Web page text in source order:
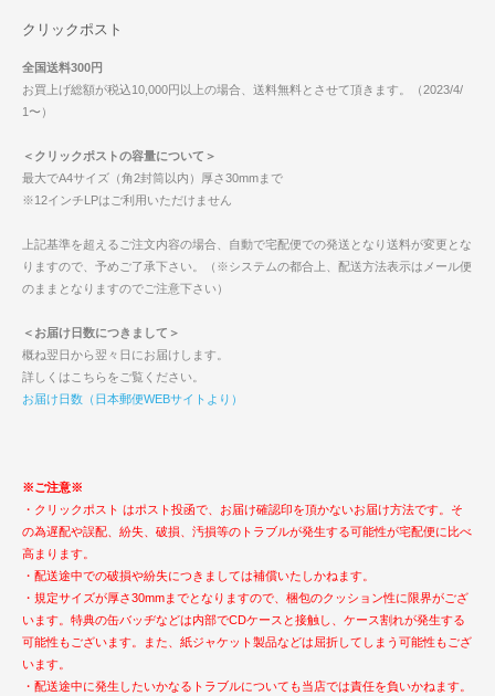
クリックポスト
全国送料300円
お買上げ総額が税込10,000円以上の場合、送料無料とさせて頂きます。（2023/4/
1〜）
＜クリックポストの容量について＞
最大でA4サイズ（角2封筒以内）厚さ30mmまで
※12インチLPはご利用いただけません
上記基準を超えるご注文内容の場合、自動で宅配便での発送となり送料が変更とな
りますので、予めご了承下さい。（※システムの都合上、配送方法表示はメール便
のままとなりますのでご注意下さい）
＜お届け日数につきまして＞
概ね翌日から翌々日にお届けします。
詳しくはこちらをご覧ください。
お届け日数（日本郵便WEBサイトより）
※ご注意※
・クリックポスト はポスト投函で、お届け確認印を頂かないお届け方法です。そ
の為遅配や誤配、紛失、破損、汚損等のトラブルが発生する可能性が宅配便に比べ
高まります。
・配送途中での破損や紛失につきましては補償いたしかねます。
・規定サイズが厚さ30mmまでとなりますので、梱包のクッション性に限界がござ
います。特典の缶バッヂなどは内部でCDケースと接触し、ケース割れが発生する
可能性もございます。また、紙ジャケット製品などは屈折してしまう可能性もござ
います。
・配送途中に発生したいかなるトラブルについても当店では責任を負いかねます。